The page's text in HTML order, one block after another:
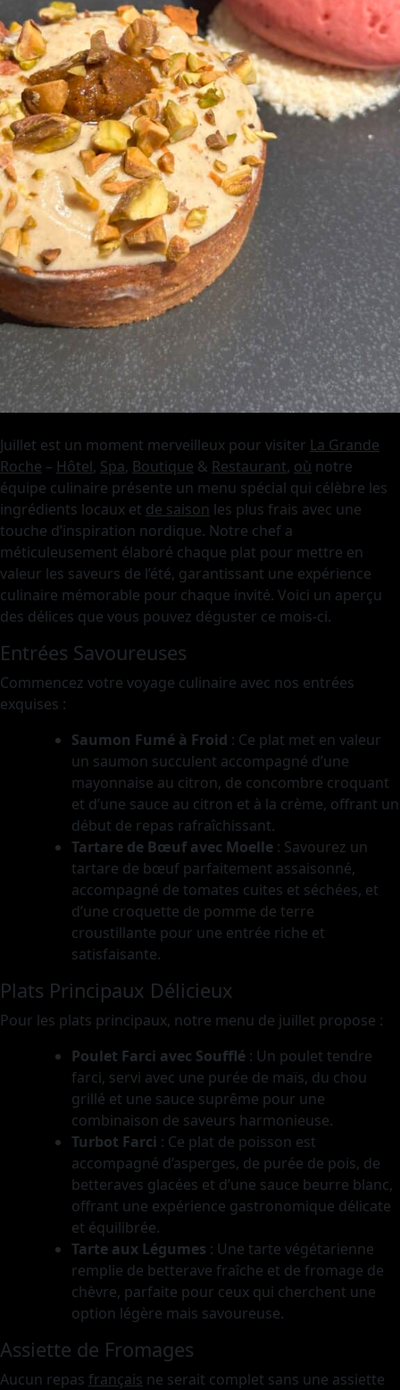
Juillet est un moment merveilleux pour visiter La Grande
Roche – Hôtel, Spa, Boutique & Restaurant, où notre
équipe culinaire présente un menu spécial qui célèbre les
ingrédients locaux et de saison les plus frais avec une
touche d’inspiration nordique. Notre chef a
méticuleusement élaboré chaque plat pour mettre en
valeur les saveurs de l’été, garantissant une expérience
culinaire mémorable pour chaque invité. Voici un aperçu
des délices que vous pouvez déguster ce mois-ci.
Entrées Savoureuses
Commencez votre voyage culinaire avec nos entrées
exquises :
Saumon Fumé à Froid : Ce plat met en valeur
un saumon succulent accompagné d’une
mayonnaise au citron, de concombre croquant
et d’une sauce au citron et à la crème, offrant un
début de repas rafraîchissant.
Tartare de Bœuf avec Moelle : Savourez un
tartare de bœuf parfaitement assaisonné,
accompagné de tomates cuites et séchées, et
d’une croquette de pomme de terre
croustillante pour une entrée riche et
satisfaisante.
Plats Principaux Délicieux
Pour les plats principaux, notre menu de juillet propose :
Poulet Farci avec Soufflé : Un poulet tendre
farci, servi avec une purée de maïs, du chou
grillé et une sauce suprême pour une
combinaison de saveurs harmonieuse.
Turbot Farci : Ce plat de poisson est
accompagné d’asperges, de purée de pois, de
betteraves glacées et d’une sauce beurre blanc,
offrant une expérience gastronomique délicate
et équilibrée.
Tarte aux Légumes : Une tarte végétarienne
remplie de betterave fraîche et de fromage de
chèvre, parfaite pour ceux qui cherchent une
option légère mais savoureuse.
Assiette de Fromages
Aucun repas français ne serait complet sans une assiette